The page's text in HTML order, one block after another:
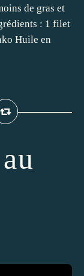
de gras et
: 1 filet
Huile en